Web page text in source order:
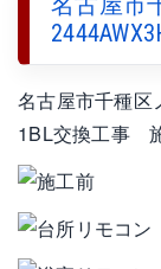
名古屋市千種区
1BL交換工事